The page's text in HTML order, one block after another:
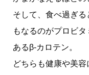
そして、食べ過ぎ
もなるのがプロビ
あるβ-カロテン。
どちらも健康や美